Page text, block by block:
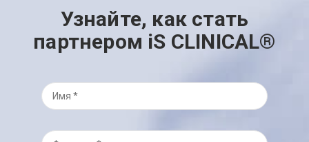
Узнайте, как стать
партнером iS CLINICAL®